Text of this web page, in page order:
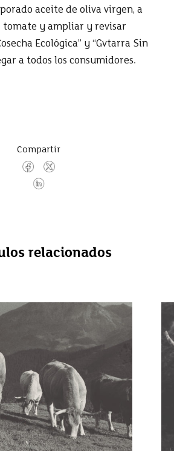
aceite de oliva virgen, a
tomate y ampliar y revisar
Ecológica” y “Gvtarra Sin
a todos los consumidores.
Compartir
relacionados